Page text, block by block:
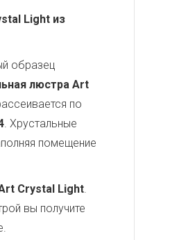
Light из
образец
люстра Art
по
. Хрустальные
помещение
Crystal Light.
вы получите